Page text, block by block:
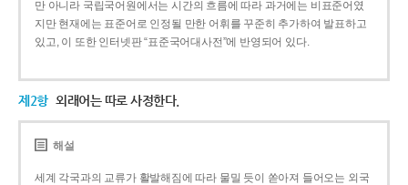
만 아니라 국립국어원에서는 시간의 흐름에 따라 과거에는 비표준어였
지만 현재에는 표준어로 인정될 만한 어휘를 꾸준히 추가하여 발표하고
있고, 이 또한 인터넷판 “표준국어대사전”에 반영되어 있다.
제2항 외래어는 따로 사정한다.
해설
세계 각국과의 교류가 활발해짐에 따라 물밀 듯이 쏟아져 들어오는 외국